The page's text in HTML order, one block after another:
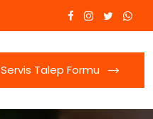
Servis Talep Formu